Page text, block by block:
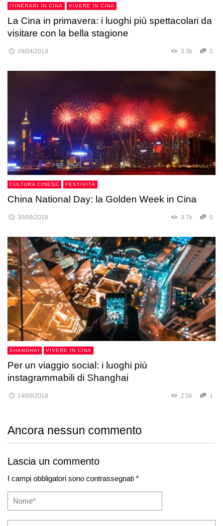
ITINERARI IN CINA VIVERE IN CINA
La Cina in primavera: i luoghi più spettacolari da
visitare con la bella stagione
29/04/2019 3.3k 0
CULTURA CINESE FESTIVITÀ
China National Day: la Golden Week in Cina
30/09/2018 3.7k 0
SHANGHAI VIVERE IN CINA
Per un viaggio social: i luoghi più
instagrammabili di Shanghai
14/09/2018 2.5k 1
Ancora nessun commento
Lascia un commento
I campi obbligatori sono contrassegnati *